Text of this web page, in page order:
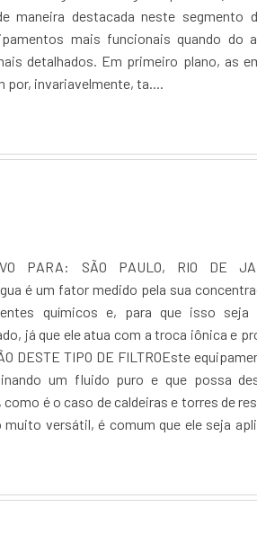
maneira destacada neste segmento
mais funcionais quando do
detalhados. Em primeiro plano, as
invariavelmente, ta....
PARA: SÃO PAULO, RIO DE
é um fator medido pela sua
químicos e, para que isso
já que ele atua com a troca iônica e
DESTE TIPO DE FILTROEste
um fluido puro e que possa
é o caso de caldeiras e torres de
versátil, é comum que ele seja
por ser um equipamento de alta
Comércios; Indústrias; Atividades
muito atrativa é o valor investido,
por manutenção, principalmente para